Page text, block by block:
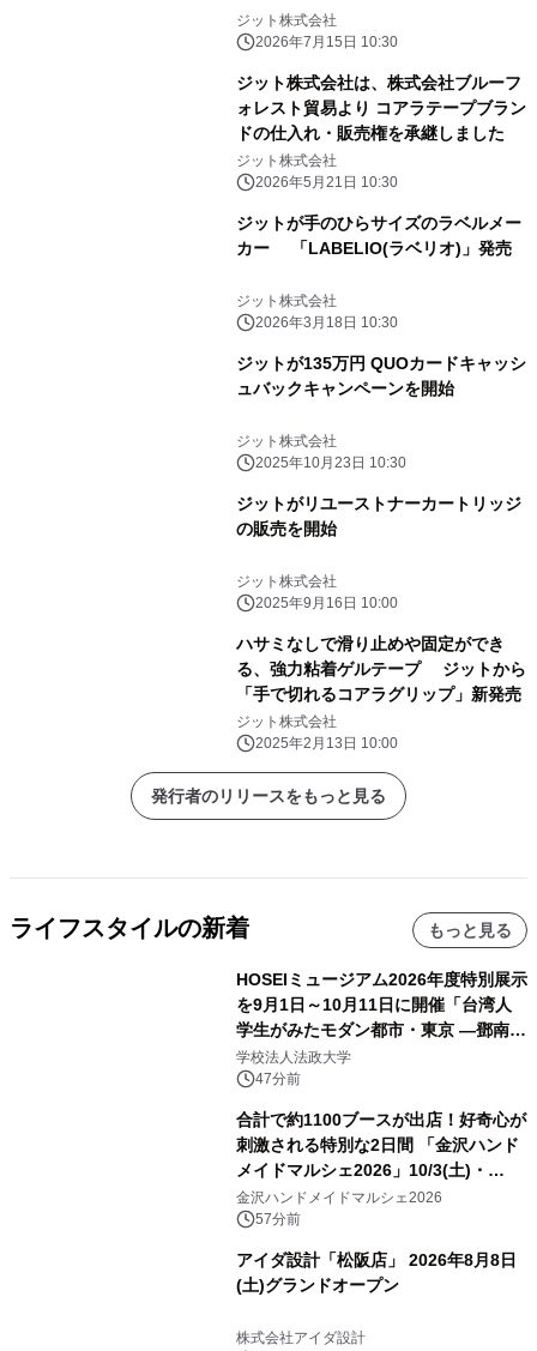
ジット株式会社
2026年7月15日 10:30
ジット株式会社は、株式会社ブルーフ
ォレスト貿易より コアラテープブラン
ドの仕入れ・販売権を承継しました
ジット株式会社
2026年5月21日 10:30
ジットが手のひらサイズのラベルメー
カー 「LABELIO(ラベリオ)」発売
ジット株式会社
2026年3月18日 10:30
ジットが135万円 QUOカードキャッシ
ュバックキャンペーンを開始
ジット株式会社
2025年10月23日 10:30
ジットがリユーストナーカートリッジ
の販売を開始
ジット株式会社
2025年9月16日 10:00
ハサミなしで滑り止めや固定ができ
る、強力粘着ゲルテープ ジットから
「手で切れるコアラグリップ」新発売
ジット株式会社
2025年2月13日 10:00
発行者のリリースをもっと見る
ライフスタイルの新着 もっと見る
HOSEIミュージアム2026年度特別展示
を9月1日～10月11日に開催「台湾人
学生がみたモダン都市・東京 ―鄧南光
と法政大学の1930年代―」
学校法人法政大学
47分前
合計で約1100ブースが出店！好奇心が
刺激される特別な2日間 「金沢ハンド
メイドマルシェ2026」10/3(土)・
10/4(日)開催
金沢ハンドメイドマルシェ2026
57分前
アイダ設計「松阪店」 2026年8月8日
(土)グランドオープン
株式会社アイダ設計